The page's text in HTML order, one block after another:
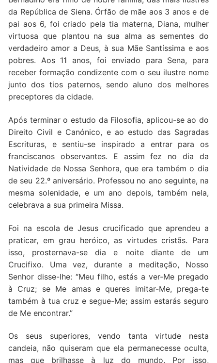
da República de Siena. Órfão de mãe aos 3 anos e de
pai aos 6, foi criado pela tia materna, Diana, mulher
virtuosa que plantou na sua alma as sementes do
verdadeiro amor a Deus, à sua Mãe Santíssima e aos
pobres. Aos 11 anos, foi enviado para Sena, para
receber formação condizente com o seu ilustre nome
junto dos tios paternos, sendo aluno dos melhores
preceptores da cidade.
Após terminar o estudo da Filosofia, aplicou-se ao do
Direito Civil e Canónico, e ao estudo das Sagradas
Escrituras, e sentiu-se inspirado a entrar para os
franciscanos observantes. E assim fez no dia da
Natividade de Nossa Senhora, que era também o dia
de seu 22.º aniversário. Professou no ano seguinte, na
mesma solenidade, e um ano depois, também nela,
celebrava a sua primeira Missa.
Foi na escola de Jesus crucificado que aprendeu a
praticar, em grau heróico, as virtudes cristãs. Para
isso, prosternava-se dia e noite diante de um
Crucifixo. Uma vez, durante a meditação, Nosso
Senhor disse-lhe: “Meu filho, estás a ver-Me pregado
à Cruz; se Me amas e queres imitar-Me, prega-te
também à tua cruz e segue-Me; assim estarás seguro
de Me encontrar.”
Os seus superiores, vendo tanta virtude nesta
candeia, não quiseram que ela permanecesse oculta,
mas que brilhasse à luz do mundo. Por isso,